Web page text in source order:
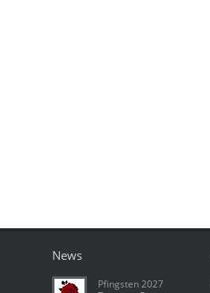
News
Pfingsten 2027